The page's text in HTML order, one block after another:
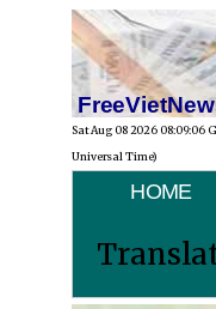
Sat Aug 08 2026 08:09:06
Universal Time)
HOME